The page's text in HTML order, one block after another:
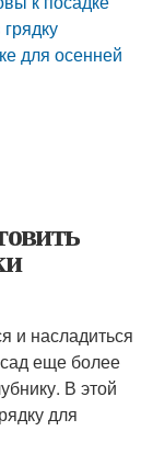
для осенней
и насладиться
еще более
В этой
для